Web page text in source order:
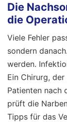
Die
die
Viele Fehler
sondern
werden.
Ein Chirurg,
Patienten nach
prüft die
Tipps für das